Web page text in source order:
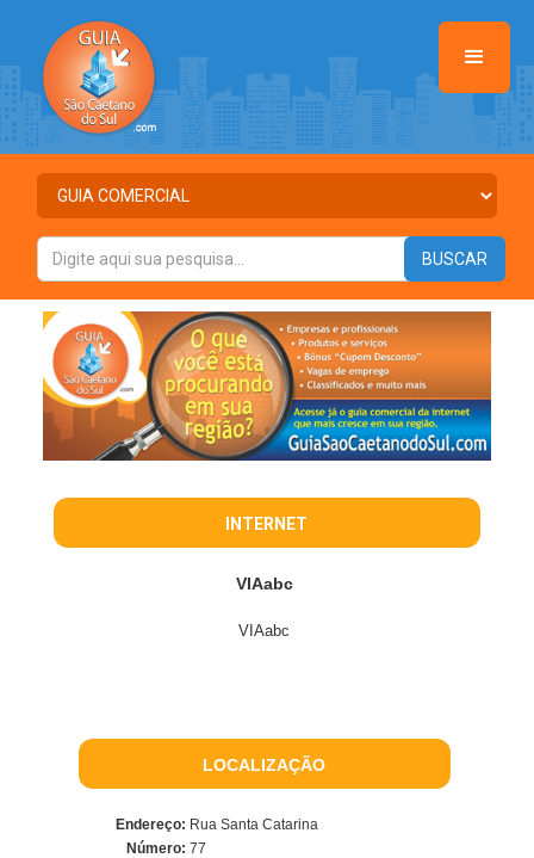
INTERNET
VIAabc
VIAabc
LOCALIZAÇÃO
Endereço: Rua Santa Catarina
Número: 77